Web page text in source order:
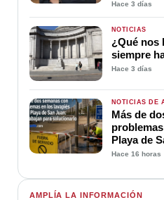
AMPLÍA LA INFORMACIÓN
Hace 3 días
NOTICIAS
¿Qué nos
siempre
Hace 3 días
NOTICIAS DE
Más de
Playa de
para
Hace 16 horas